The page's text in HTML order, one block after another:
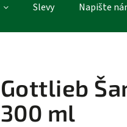
Slevy Napište
Gottlieb
300 ml